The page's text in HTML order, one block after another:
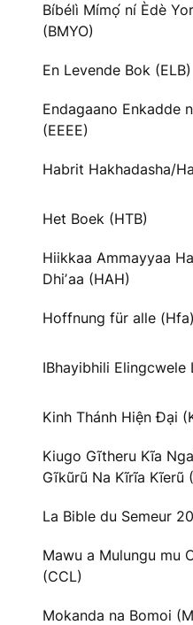
Bíbélì Mímọ́ ní Èdè
(BMYO)
En Levende Bok (ELB)
Endagaano Enkadde
(EEEE)
Habrit Hakhadasha/
Het Boek (HTB)
Hiikkaa Ammayyaa
Dhiʼaa (HAH)
Hoffnung für alle (Hfa)
IBhayibhili Elingcwele
Kinh Thánh Hiện Đại
Kiugo Gĩtheru Kĩa
Gĩkũrũ Na Kĩrĩa Kĩerũ
La Bible du Semeur
Mawu a Mulungu mu
(CCL)
Mokanda na Bomoi